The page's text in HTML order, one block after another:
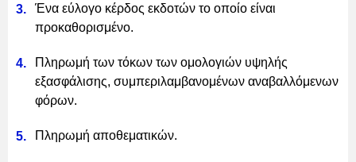
Ένα εύλογο κέρδος εκδοτών το οποίο είναι
προκαθορισμένο.
Πληρωμή των τόκων των ομολογιών υψηλής
εξασφάλισης, συμπεριλαμβανομένων αναβαλλόμενων
φόρων.
Πληρωμή αποθεματικών.